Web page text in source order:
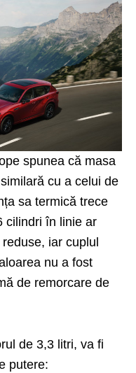
spunea că masa
cu a celui de
sa termică trece
cilindri în linie ar
iar cuplul
nu a fost
de remorcare de
de 3,3 litri, va fi
putere: